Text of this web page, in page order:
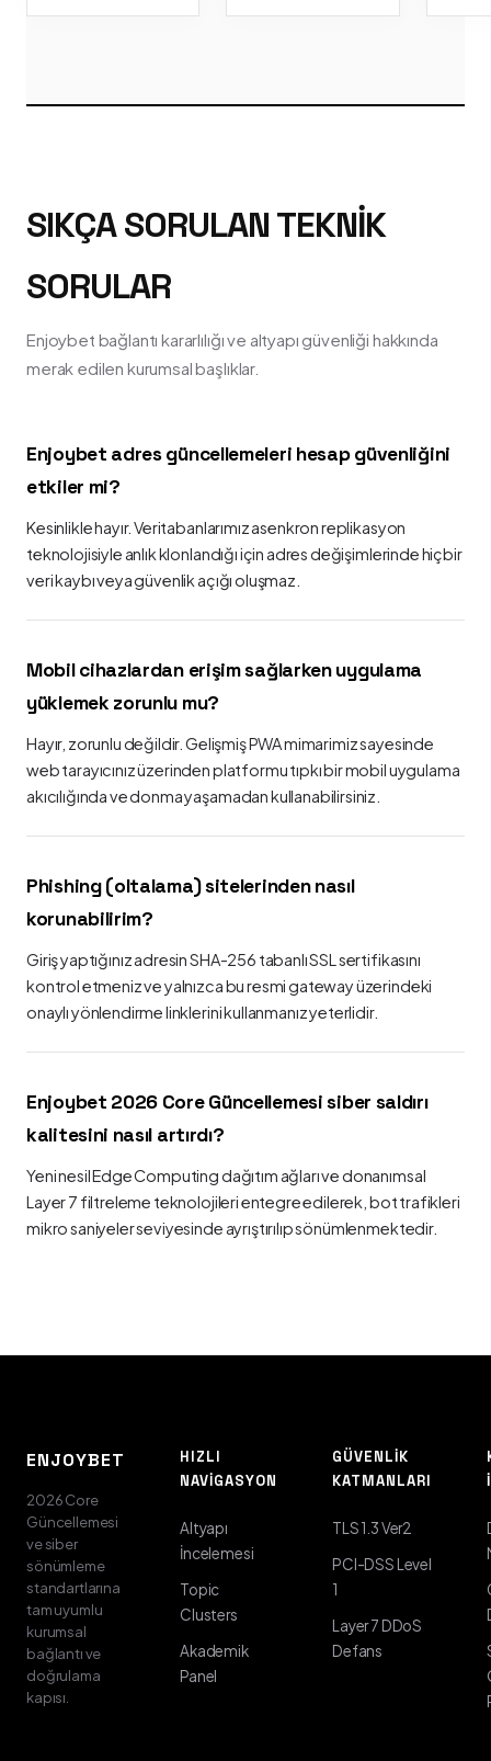
SIKÇA SORULAN TEKNIK
SORULAR
Enjoybet bağlantı kararlılığı ve altyapı güvenliği hakkında
merak edilen kurumsal başlıklar.
Enjoybet adres güncellemeleri hesap güvenliğini
etkiler mi?
Kesinlikle hayır. Veritabanlarımız asenkron replikasyon
teknolojisiyle anlık klonlandığı için adres değişimlerinde hiçbir
veri kaybı veya güvenlik açığı oluşmaz.
Mobil cihazlardan erişim sağlarken uygulama
yüklemek zorunlu mu?
Hayır, zorunlu değildir. Gelişmiş PWA mimarimiz sayesinde
web tarayıcınız üzerinden platformu tıpkı bir mobil uygulama
akıcılığında ve donma yaşamadan kullanabilirsiniz.
Phishing (oltalama) sitelerinden nasıl
korunabilirim?
Giriş yaptığınız adresin SHA-256 tabanlı SSL sertifikasını
kontrol etmeniz ve yalnızca bu resmi gateway üzerindeki
onaylı yönlendirme linklerini kullanmanız yeterlidir.
Enjoybet 2026 Core Güncellemesi siber saldırı
kalitesini nasıl artırdı?
Yeni nesil Edge Computing dağıtım ağları ve donanımsal
Layer 7 filtreleme teknolojileri entegre edilerek, bot trafikleri
mikro saniyeler seviyesinde ayrıştırılıp sönümlenmektedir.
ENJOYBET
2026 Core
Güncellemesi
ve siber
sönümleme
standartlarına
tam uyumlu
kurumsal
bağlantı ve
doğrulama
kapısı.
HIZLI
NAVIGASYON
Altyapı
İncelemesi
Topic
Clusters
Akademik
Panel
GÜVENLIK
KATMANLARI
TLS 1.3 Ver2
PCI-DSS Level
1
Layer 7 DDoS
Defans